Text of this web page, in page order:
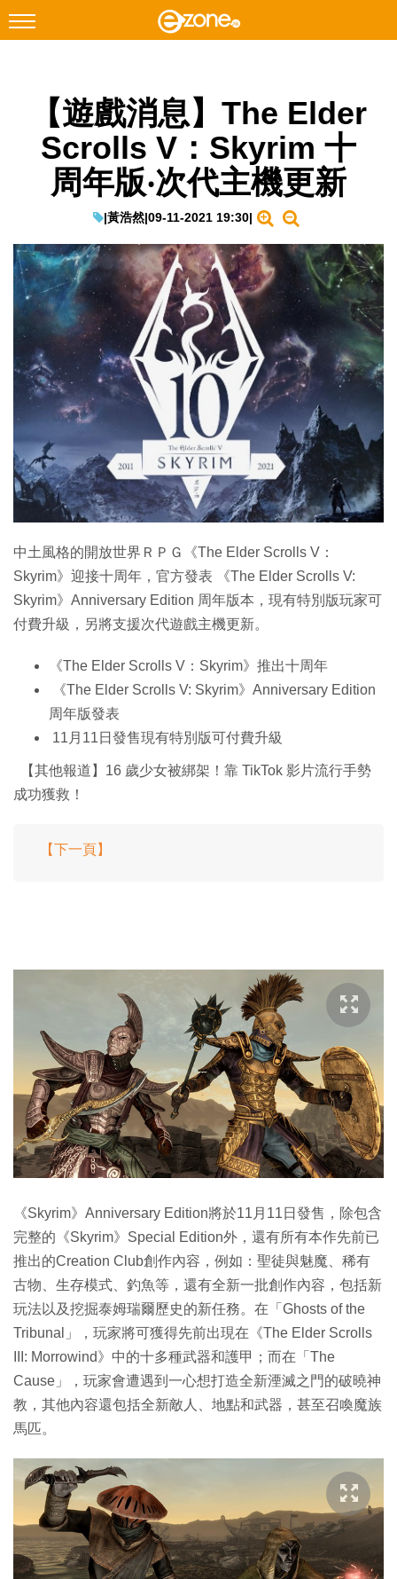
Facebook Instagram
科技焦點
網絡生活
教學評測
EduTech
IT Times
生成式AI與雲端應用
Enterprise Digital Transformation
特集
【遊戲消息】The Elder
Scrolls V：Skyrim 十
周年版‧次代主機更新
|黃浩然|09-11-2021 19:30|
中土風格的開放世界ＲＰＧ《The Elder Scrolls V：
Skyrim》迎接十周年，官方發表 《The Elder Scrolls V:
Skyrim》Anniversary Edition 周年版本，現有特別版玩家可
付費升級，另將支援次代遊戲主機更新。
《The Elder Scrolls V：Skyrim》推出十周年
《The Elder Scrolls V: Skyrim》Anniversary Edition
周年版發表
11月11日發售現有特別版可付費升級
【其他報道】16 歲少女被綁架！靠 TikTok 影片流行手勢
成功獲救！
【下一頁】
《Skyrim》Anniversary Edition將於11月11日發售，除包含
完整的《Skyrim》Special Edition外，還有所有本作先前已
推出的Creation Club創作內容，例如：聖徒與魅魔、稀有
古物、生存模式、釣魚等，還有全新一批創作內容，包括新
玩法以及挖掘泰姆瑞爾歷史的新任務。在「Ghosts of the
Tribunal」，玩家將可獲得先前出現在《The Elder Scrolls
III: Morrowind》中的十多種武器和護甲；而在「The
Cause」，玩家會遭遇到一心想打造全新湮滅之門的破曉神
教，其他內容還包括全新敵人、地點和武器，甚至召喚魔族
馬匹。